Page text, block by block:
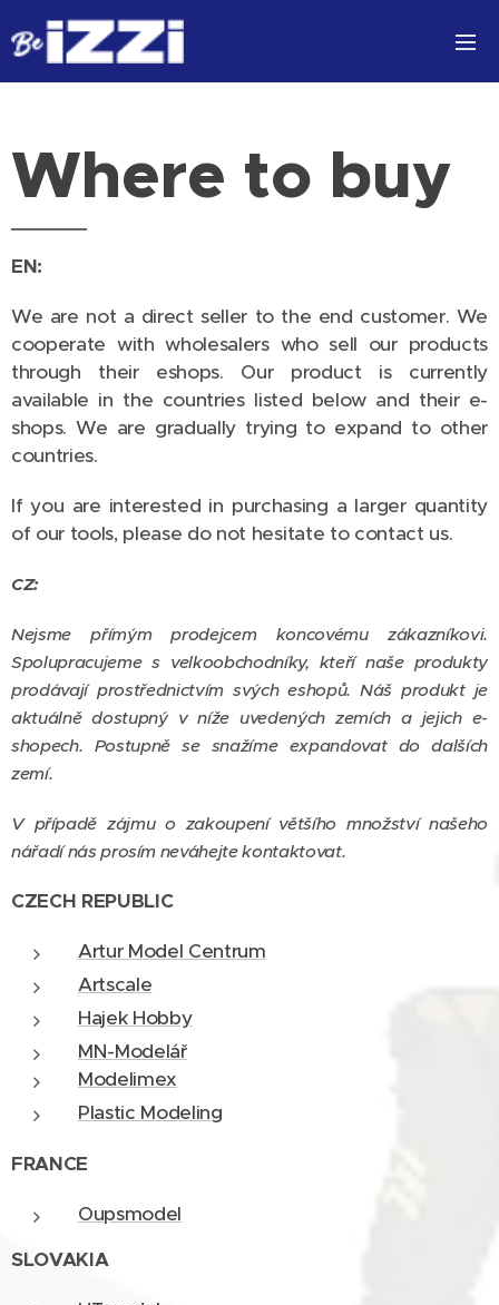
Where to buy
EN:
We are not a direct seller to the end customer. We
cooperate with wholesalers who sell our products
through their eshops. Our product is currently
available in the countries listed below and their e-
shops. We are gradually trying to expand to other
countries.
If you are interested in purchasing a larger quantity
of our tools, please do not hesitate to contact us.
CZ:
Nejsme přímým prodejcem koncovému zákazníkovi.
Spolupracujeme s velkoobchodníky, kteří naše produkty
prodávají prostřednictvím svých eshopů. Náš produkt je
aktuálně dostupný v níže uvedených zemích a jejich e-
shopech. Postupně se snažíme expandovat do dalších
zemí.
V případě zájmu o zakoupení většího množství našeho
nářadí nás prosím neváhejte kontaktovat.
CZECH REPUBLIC
Artur Model Centrum
Artscale
Hajek Hobby
MN-Modelář
Modelimex
Plastic Modeling
FRANCE
Oupsmodel
SLOVAKIA